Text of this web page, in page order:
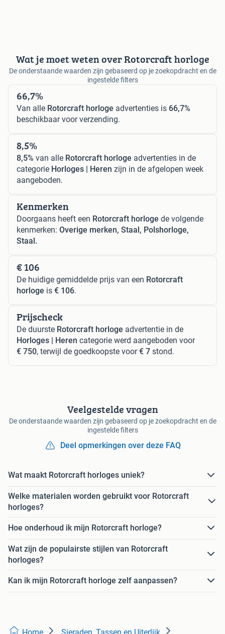
Wat je moet weten over Rotorcraft horloge
De onderstaande waarden zijn gebaseerd op je zoekopdracht en de
ingestelde filters
66,7%
Van alle Rotorcraft horloge advertenties is 66,7%
beschikbaar voor verzending.
8,5%
8,5% van alle Rotorcraft horloge advertenties in de
categorie Horloges | Heren zijn in de afgelopen week
aangeboden.
Kenmerken
Doorgaans heeft een Rotorcraft horloge de volgende
kenmerken: Overige merken, Staal, Polshorloge,
Staal.
€ 106
De huidige gemiddelde prijs van een Rotorcraft
horloge is € 106.
Prijscheck
De duurste Rotorcraft horloge advertentie in de
Horloges | Heren categorie werd aangeboden voor
€ 750, terwijl de goedkoopste voor€ 7 stond.
Veelgestelde vragen
De onderstaande waarden zijn gebaseerd op je zoekopdracht en de
ingestelde filters
Deel opmerkingen over deze FAQ
Wat maakt Rotorcraft horloges uniek?
Welke materialen worden gebruikt voor Rotorcraft
horloges?
Hoe onderhoud ik mijn Rotorcraft horloge?
Wat zijn de populairste stijlen van Rotorcraft
horloges?
Kan ik mijn Rotorcraft horloge zelf aanpassen?